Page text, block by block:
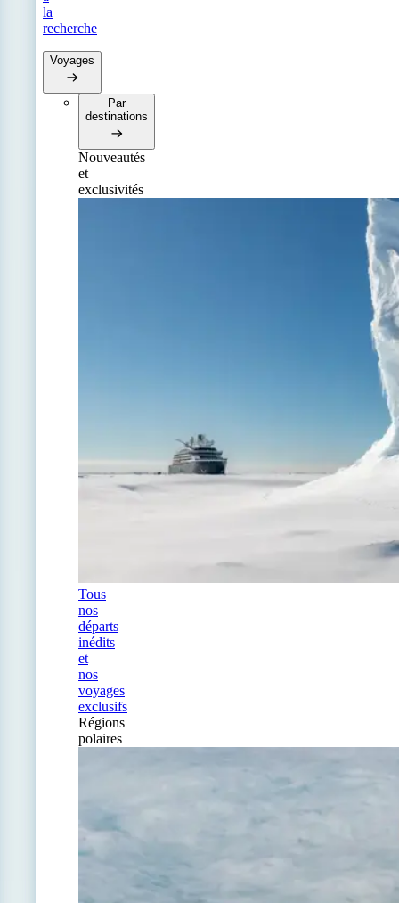
la
recherche
Voyages
Par
destinations
Nouveautés
et
exclusivités
Tous
nos
départs
inédits
et
nos
voyages
exclusifs
Régions
polaires